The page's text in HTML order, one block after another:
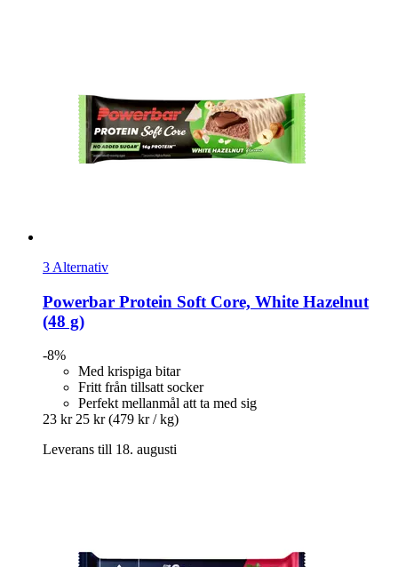
3 Alternativ
Powerbar Protein Soft Core, White Hazelnut
(48 g)
-8%
Med krispiga bitar
Fritt från tillsatt socker
Perfekt mellanmål att ta med sig
23 kr 25 kr (479 kr / kg)
Leverans till 18. augusti